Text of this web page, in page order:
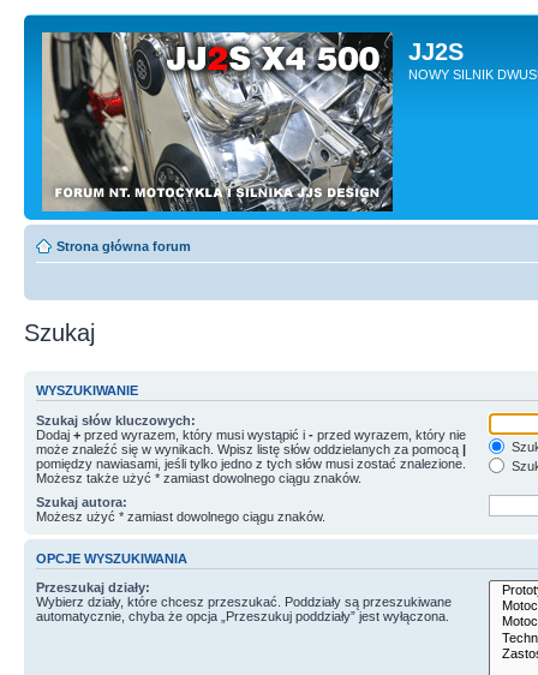
JJ2S
NOWY SILNIK
Strona główna forum
Szukaj
WYSZUKIWANIE
Szukaj słów kluczowych:
Dodaj + przed wyrazem, który musi wystąpić i - przed wyrazem, który nie
może znaleźć się w wynikach. Wpisz listę słów oddzielanych za pomocą |
pomiędzy nawiasami, jeśli tylko jedno z tych słów musi zostać znalezione.
Możesz także użyć * zamiast dowolnego ciągu znaków.
Szukaj autora:
Możesz użyć * zamiast dowolnego ciągu znaków.
OPCJE WYSZUKIWANIA
Przeszukaj działy:
Wybierz działy, które chcesz przeszukać. Poddziały są przeszukiwane
automatycznie, chyba że opcja „Przeszukuj poddziały” jest wyłączona.